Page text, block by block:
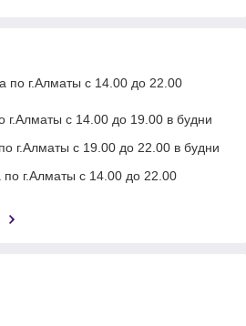
по г.Алматы с 14.00 до 22.00
г.Алматы с 14.00 до 19.00 в будни
г.Алматы с 19.00 до 22.00 в будни
по г.Алматы с 14.00 до 22.00